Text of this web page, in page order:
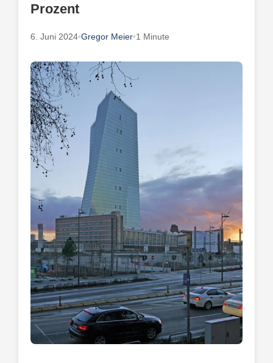
Prozent
6. Juni 2024•Gregor Meier•1 Minute